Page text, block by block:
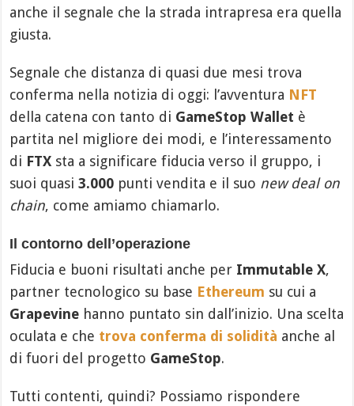
anche il segnale che la strada intrapresa era quella
giusta.
Segnale che distanza di quasi due mesi trova
conferma nella notizia di oggi: l’avventura NFT
della catena con tanto di GameStop Wallet è
partita nel migliore dei modi, e l’interessamento
di FTX sta a significare fiducia verso il gruppo, i
suoi quasi3.000 punti vendita e il suo new deal on
chain, come amiamo chiamarlo.
Il contorno dell’operazione
Fiducia e buoni risultati anche per Immutable X,
partner tecnologico su base Ethereum su cui a
Grapevine hanno puntato sin dall’inizio. Una scelta
oculata e che trova conferma di solidità anche al
di fuori del progetto GameStop.
Tutti contenti, quindi? Possiamo rispondere